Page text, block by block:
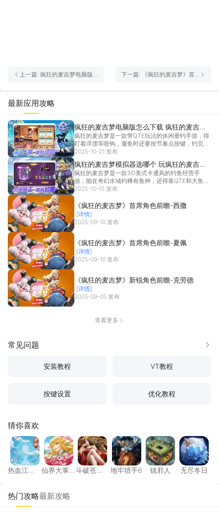
上一篇: 疯狂的麦吉梦电脑版
下一篇: 《疯狂的麦吉梦》首
最新应用攻略
疯狂的麦吉梦电脑版怎么下载 疯狂的麦吉梦
PC版安装教程
疯狂的麦吉梦是一款带QTE玩法的休闲垂钓手游，得
盯着浮漂等咬钩，遛鱼时还要按节奏点按键，钓完还
能养渔场。觉得在手机小屏幕上玩得不尽兴的话，可
以试试疯狂的麦吉梦电脑版。推荐通过雷电模拟器玩
疯狂的麦吉梦电脑版，可以清晰展示游戏内的鱼漂动
静、QT [详情]
2025-10-21 发布
疯狂的麦吉梦模拟器选哪个 玩疯狂的麦吉梦
推荐用雷电模拟器
疯狂的麦吉梦是一款3D美式卡通风的钓鱼经营手
游，能在奇幻水域钓稀有鱼种，还得靠QTE和大鱼拉
扯博弈。想要玩得尽兴，选对疯狂的麦吉梦模拟器很
钓竿的木纹都看得真切。疯狂的麦吉梦模拟器推荐雷
电模拟器，
2025-10-15 发布
《疯狂的麦吉梦》首席角色前瞻-西撒
[详情]
2025-09-10 发布
《疯狂的麦吉梦》首席角色前瞻-夏佩
[详情]
2025-09-10 发布
《疯狂的麦吉梦》新锐角色前瞻-克劳德
[详情]
2025-09-05 发布
查看更多
常见问题 更多
安装教程 VT教程
按键设置 优化教程
猜你喜欢
热血江湖：觉醒
热血江
仙界大掌门
仙界大掌
斗破苍穹：斗帝之路
斗破苍
地牢猎手6
地牢猎手6
镇邪人
镇邪人
无尽冬
无尽冬日
热门攻略最新攻略